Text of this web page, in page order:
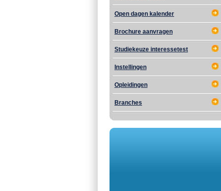
Open dagen kalender
Brochure aanvragen
Studiekeuze interessetest
Instellingen
Opleidingen
Branches